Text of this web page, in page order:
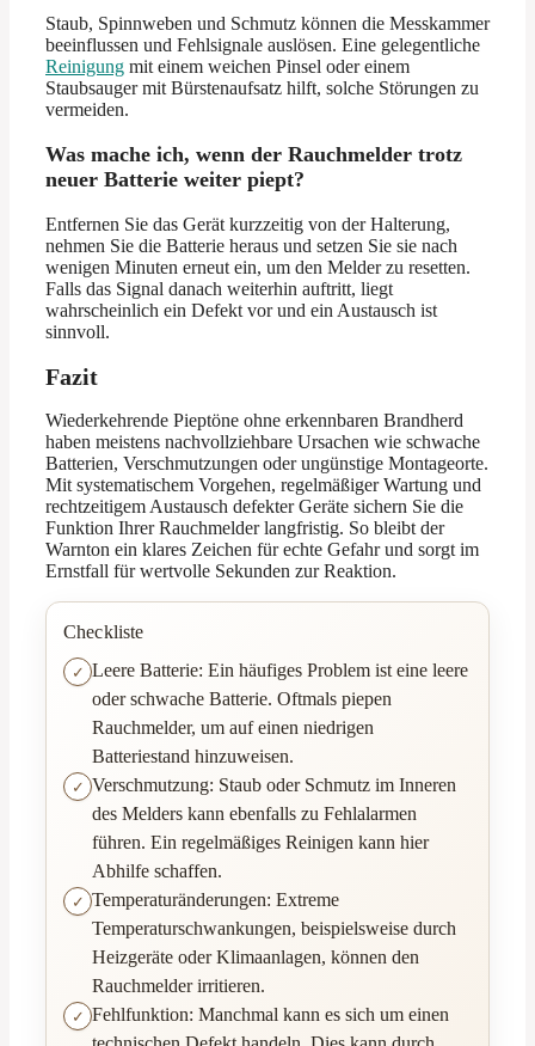
Staub, Spinnweben und Schmutz können die Messkammer
beeinflussen und Fehlsignale auslösen. Eine gelegentliche
Reinigung mit einem weichen Pinsel oder einem
Staubsauger mit Bürstenaufsatz hilft, solche Störungen zu
vermeiden.
Was mache ich, wenn der Rauchmelder trotz
neuer Batterie weiter piept?
Entfernen Sie das Gerät kurzzeitig von der Halterung,
nehmen Sie die Batterie heraus und setzen Sie sie nach
wenigen Minuten erneut ein, um den Melder zu resetten.
Falls das Signal danach weiterhin auftritt, liegt
wahrscheinlich ein Defekt vor und ein Austausch ist
sinnvoll.
Fazit
Wiederkehrende Pieptöne ohne erkennbaren Brandherd
haben meistens nachvollziehbare Ursachen wie schwache
Batterien, Verschmutzungen oder ungünstige Montageorte.
Mit systematischem Vorgehen, regelmäßiger Wartung und
rechtzeitigem Austausch defekter Geräte sichern Sie die
Funktion Ihrer Rauchmelder langfristig. So bleibt der
Warnton ein klares Zeichen für echte Gefahr und sorgt im
Ernstfall für wertvolle Sekunden zur Reaktion.
Checkliste
Leere Batterie: Ein häufiges Problem ist eine leere
oder schwache Batterie. Oftmals piepen
Rauchmelder, um auf einen niedrigen
Batteriestand hinzuweisen.
Verschmutzung: Staub oder Schmutz im Inneren
des Melders kann ebenfalls zu Fehlalarmen
führen. Ein regelmäßiges Reinigen kann hier
Abhilfe schaffen.
Temperaturänderungen: Extreme
Temperaturschwankungen, beispielsweise durch
Heizgeräte oder Klimaanlagen, können den
Rauchmelder irritieren.
Fehlfunktion: Manchmal kann es sich um einen